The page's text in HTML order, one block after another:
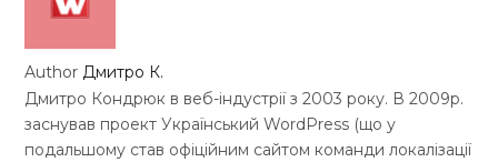
Author Дмитро К.
Дмитро Кондрюк в веб-індустрії з 2003 року. В 2009р.
заснував проект Український WordPress (що у
подальшому став офіційним сайтом команди локалізації